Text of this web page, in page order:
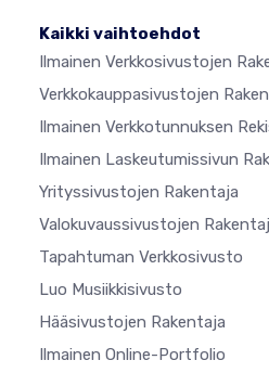
Kaikki vaihtoehdot
Ilmainen Verkkosivustojen
Verkkokauppasivustojen
Ilmainen Verkkotunnuksen
Ilmainen Laskeutumissivun
Yrityssivustojen Rakentaja
Valokuvaussivustojen
Tapahtuman Verkkosivusto
Luo Musiikkisivusto
Hääsivustojen Rakentaja
Ilmainen Online-Portfolio